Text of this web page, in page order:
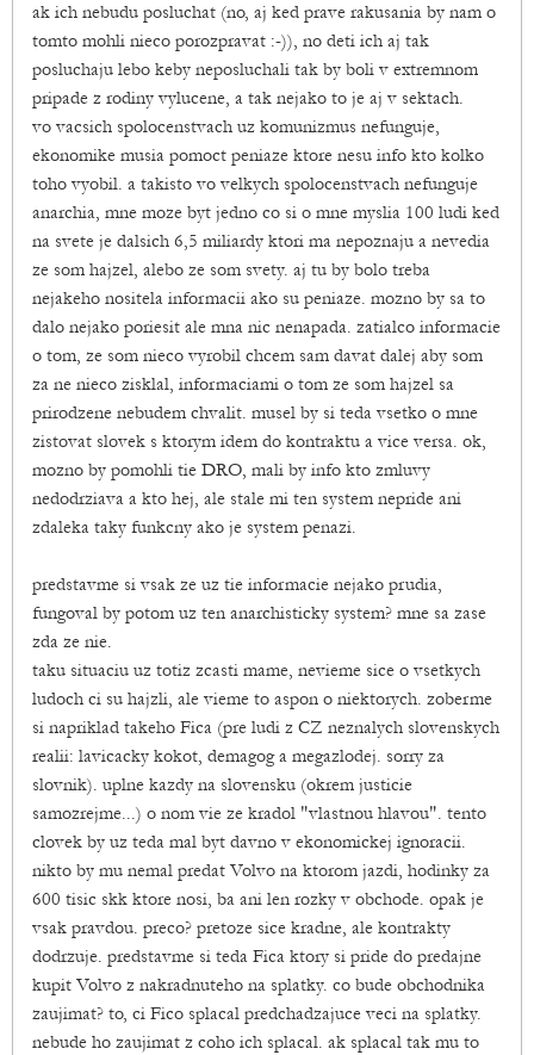
ak ich nebudu posluchat (no, aj ked prave rakusania by nam o
tomto mohli nieco porozpravat :-)), no deti ich aj tak
posluchaju lebo keby neposluchali tak by boli v extremnom
pripade z rodiny vylucene, a tak nejako to je aj v sektach.
vo vacsich spolocenstvach uz komunizmus nefunguje,
ekonomike musia pomoct peniaze ktore nesu info kto kolko
toho vyobil. a takisto vo velkych spolocenstvach nefunguje
anarchia, mne moze byt jedno co si o mne myslia 100 ludi ked
na svete je dalsich 6,5 miliardy ktori ma nepoznaju a nevedia
ze som hajzel, alebo ze som svety. aj tu by bolo treba
nejakeho nositela informacii ako su peniaze. mozno by sa to
dalo nejako poriesit ale mna nic nenapada. zatialco informacie
o tom, ze som nieco vyrobil chcem sam davat dalej aby som
za ne nieco zisklal, informaciami o tom ze som hajzel sa
prirodzene nebudem chvalit. musel by si teda vsetko o mne
zistovat slovek s ktorym idem do kontraktu a vice versa. ok,
mozno by pomohli tie DRO, mali by info kto zmluvy
nedodrziava a kto hej, ale stale mi ten system nepride ani
zdaleka taky funkcny ako je system penazi.
predstavme si vsak ze uz tie informacie nejako prudia,
fungoval by potom uz ten anarchisticky system? mne sa zase
zda ze nie.
taku situaciu uz totiz zcasti mame, nevieme sice o vsetkych
ludoch ci su hajzli, ale vieme to aspon o niektorych. zoberme
si napriklad takeho Fica (pre ludi z CZ neznalych slovenskych
realii: lavicacky kokot, demagog a megazlodej. sorry za
slovnik). uplne kazdy na slovensku (okrem justicie
samozrejme...) o nom vie ze kradol "vlastnou hlavou". tento
clovek by uz teda mal byt davno v ekonomickej ignoracii.
nikto by mu nemal predat Volvo na ktorom jazdi, hodinky za
600 tisic skk ktore nosi, ba ani len rozky v obchode. opak je
vsak pravdou. preco? pretoze sice kradne, ale kontrakty
dodrzuje. predstavme si teda Fica ktory si pride do predajne
kupit Volvo z nakradnuteho na splatky. co bude obchodnika
zaujimat? to, ci Fico splacal predchadzajuce veci na splatky.
nebude ho zaujimat z coho ich splacal. ak splacal tak mu to